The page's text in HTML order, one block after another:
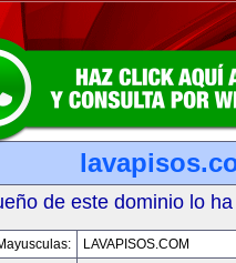
de este dominio lo
LAVAPISOS.COM